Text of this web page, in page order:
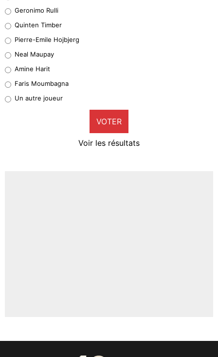
32%
5%
1%
9%
Geronimo Rulli
Quinten Timber
Pierre-Emile Hojbjerg
Neal Maupay
Amine Harit
Faris Moumbagna
Un autre joueur
VOTER
Voir les résultats